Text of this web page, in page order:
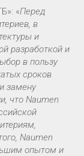
«Перед
в
и
разработкой и
в пользу
сроков
замену
что Naumen
Naumen
опытом и